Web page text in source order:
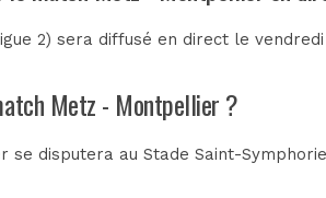
2) sera diffusé en direct le
Metz - Montpellier ?
se disputera auStade Saint-